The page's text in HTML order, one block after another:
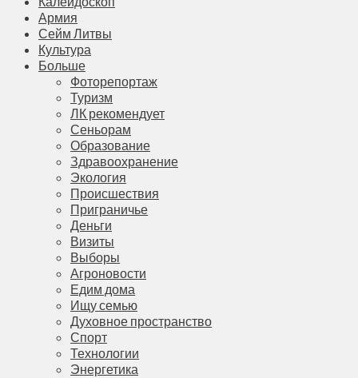
Армия
Сейм Литвы
Культура
Больше
Фоторепортаж
Туризм
ЛК рекомендует
Сеньорам
Образование
Здравоохранение
Экология
Происшествия
Приграничье
Деньги
Визиты
Выборы
Агроновости
Едим дома
Ищу семью
Духовное пространство
Спорт
Технологии
Энергетика